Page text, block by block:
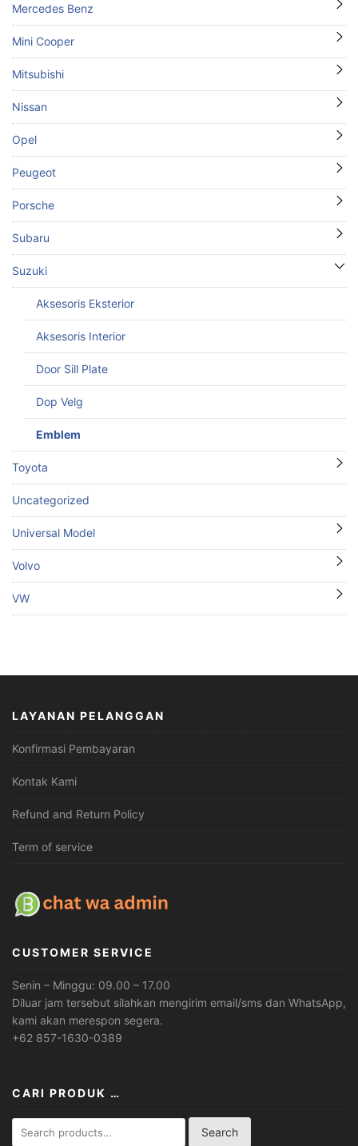
Mercedes Benz
Mini Cooper
Mitsubishi
Nissan
Opel
Peugeot
Porsche
Subaru
Suzuki
Aksesoris Eksterior
Aksesoris Interior
Door Sill Plate
Dop Velg
Emblem
Toyota
Uncategorized
Universal Model
Volvo
VW
LAYANAN PELANGGAN
Konfirmasi Pembayaran
Kontak Kami
Refund and Return Policy
Term of service
CUSTOMER SERVICE
Senin – Minggu: 09.00 – 17.00
Diluar jam tersebut silahkan mengirim email/sms dan WhatsApp,
kami akan merespon segera.
+62 857-1630-0389
CARI PRODUK …
for:
Search